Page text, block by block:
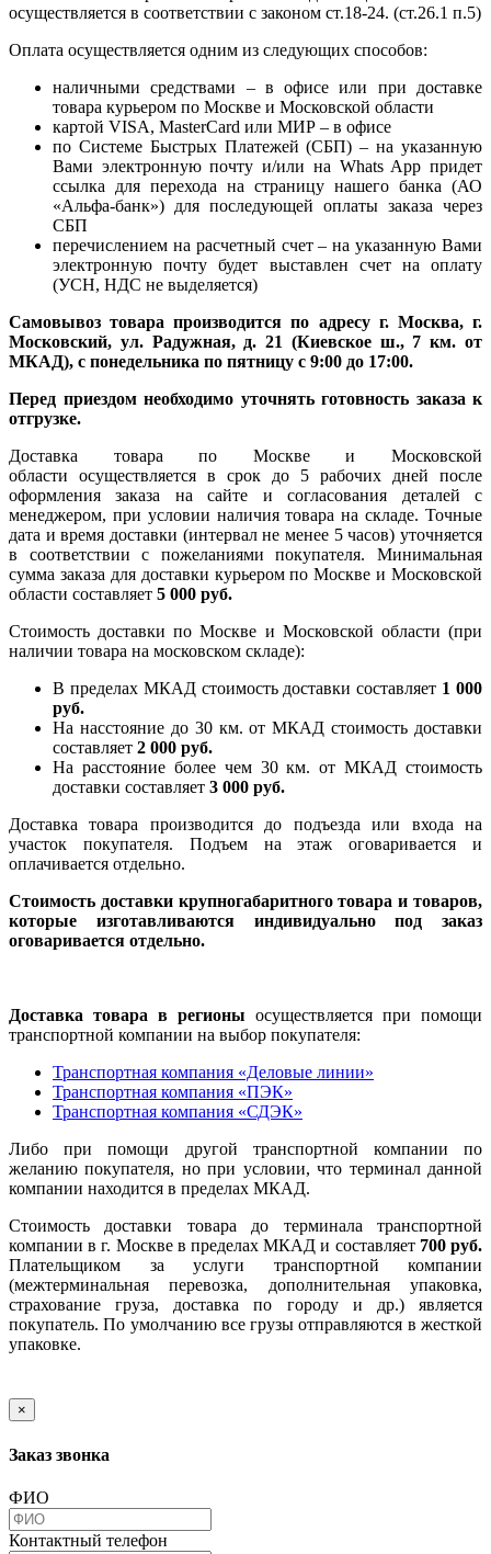
осуществляется в соответствии с законом ст.18-24. (ст.26.1 п.5)
Оплата осуществляется одним из следующих способов:
наличными средствами – в офисе или при доставке
товара курьером по Москве и Московской области
картой VISA, MasterCard или МИР – в офисе
по Системе Быстрых Платежей (СБП) – на указанную
Вами электронную почту и/или на Whats App придет
ссылка для перехода на страницу нашего банка (АО
«Альфа-банк») для последующей оплаты заказа через
СБП
перечислением на расчетный счет – на указанную Вами
электронную почту будет выставлен счет на оплату
(УСН, НДС не выделяется)
Самовывоз товара производится по адресу г. Москва, г.
Московский, ул. Радужная, д. 21 (Киевское ш., 7 км. от
МКАД), с понедельника по пятницу с 9:00 до 17:00.
Перед приездом необходимо уточнять готовность заказа к
отгрузке.
Доставка товара по Москве и Московской
области осуществляется в срок до 5 рабочих дней после
оформления заказа на сайте и согласования деталей с
менеджером, при условии наличия товара на складе. Точные
дата и время доставки (интервал не менее 5 часов) уточняется
в соответствии с пожеланиями покупателя. Минимальная
сумма заказа для доставки курьером по Москве и Московской
области составляет 5 000 руб.
Стоимость доставки по Москве и Московской области (при
наличии товара на московском складе):
В пределах МКАД стоимость доставки составляет 1 000
руб.
На насcтояние до 30 км. от МКАД стоимость доставки
составляет 2 000 руб.
На расстояние более чем 30 км. от МКАД стоимость
доставки составляет 3 000 руб.
Доставка товара производится до подъезда или входа на
участок покупателя. Подъем на этаж оговаривается и
оплачивается отдельно.
Стоимость доставки крупногабаритного товара и товаров,
которые изготавливаются индивидуально под заказ
оговаривается отдельно.
Доставка товара в регионы осуществляется при помощи
транспортной компании на выбор покупателя:
Транспортная компания «Деловые линии»
Транспортная компания «ПЭК»
Транспортная компания «СДЭК»
Либо при помощи другой транспортной компании по
желанию покупателя, но при условии, что терминал данной
компании находится в пределах МКАД.
Стоимость доставки товара до терминала транспортной
компании в г. Москве в пределах МКАД и составляет 700 руб.
Плательщиком за услуги транспортной компании
(межтерминальная перевозка, дополнительная упаковка,
страхование груза, доставка по городу и др.) является
покупатель. По умолчанию все грузы отправляются в жесткой
упаковке.
×
Заказ звонка
ФИО
Контактный телефон